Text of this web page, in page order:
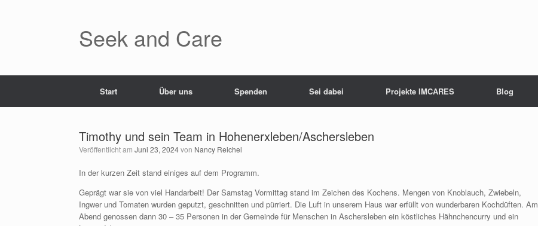
Seek and Care
Start Über uns Spenden Sei dabei Projekte IMCARES Blog
Timothy und sein Team in Hohenerxleben/Aschersleben
Veröffentlicht am Juni 23, 2024von Nancy Reichel
In der kurzen Zeit stand einiges auf dem Programm.
Geprägt war sie von viel Handarbeit! Der Samstag Vormittag stand im Zeichen des Kochens. Mengen von Knoblauch, Zwiebeln,
Ingwer und Tomaten wurden geputzt, geschnitten und pürriert. Die Luft in unserem Haus war erfüllt von wunderbaren Kochdüften. Am
Abend genossen dann 30 – 35 Personen in der Gemeinde für Menschen in Aschersleben ein köstliches Hähnchencurry und ein